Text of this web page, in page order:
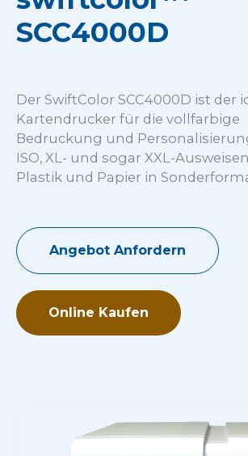
SCC4000D
Der SwiftColor SCC4000D ist der
Kartendrucker für die vollfarbige
Bedruckung und
ISO, XL- und sogar XXL-
Plastik und Papier in
Angebot Anfordern
Online Kaufen